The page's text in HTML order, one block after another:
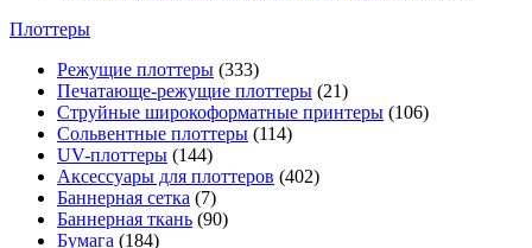
Плоттеры
Режущие плоттеры (333)
Печатающе-режущие плоттеры (21)
Струйные широкоформатные принтеры (106)
Сольвентные плоттеры (114)
UV-плоттеры (144)
Аксессуары для плоттеров (402)
Баннерная сетка (7)
Баннерная ткань (90)
Бумага (184)